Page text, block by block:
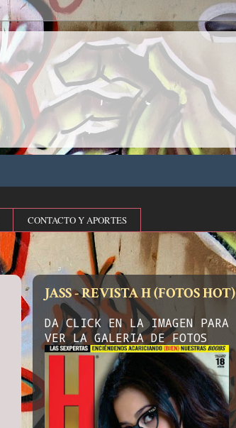
CONTACTO Y APORTES
JASS - REVISTA H (FOTOS HOT)
DA CLICK EN LA IMAGEN PARA
VER LA GALERIA DE FOTOS